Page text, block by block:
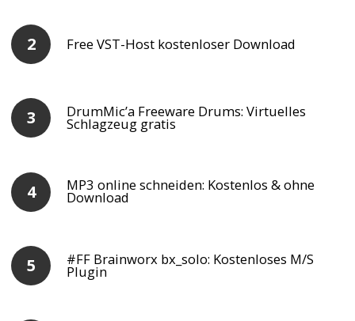
Free VST-Host kostenloser Download
DrumMic’a Freeware Drums: Virtuelles
Schlagzeug gratis
MP3 online schneiden: Kostenlos & ohne
Download
#FF Brainworx bx_solo: Kostenloses M/S
Plugin